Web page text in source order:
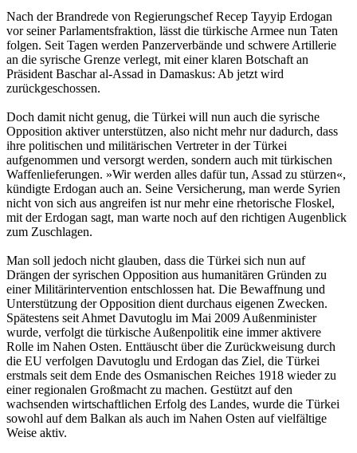
Nach der Brandrede von Regierungschef Recep Tayyip Erdogan
vor seiner Parlamentsfraktion, lässt die türkische Armee nun Taten
folgen. Seit Tagen werden Panzerverbände und schwere Artillerie
an die syrische Grenze verlegt, mit einer klaren Botschaft an
Präsident Baschar al-Assad in Damaskus: Ab jetzt wird
zurückgeschossen.
Doch damit nicht genug, die Türkei will nun auch die syrische
Opposition aktiver unterstützen, also nicht mehr nur dadurch, dass
ihre politischen und militärischen Vertreter in der Türkei
aufgenommen und versorgt werden, sondern auch mit türkischen
Waffenlieferungen. »Wir werden alles dafür tun, Assad zu stürzen«,
kündigte Erdogan auch an. Seine Versicherung, man werde Syrien
nicht von sich aus angreifen ist nur mehr eine rhetorische Floskel,
mit der Erdogan sagt, man warte noch auf den richtigen Augenblick
zum Zuschlagen.
Man soll jedoch nicht glauben, dass die Türkei sich nun auf
Drängen der syrischen Opposition aus humanitären Gründen zu
einer Militärintervention entschlossen hat. Die Bewaffnung und
Unterstützung der Opposition dient durchaus eigenen Zwecken.
Spätestens seit Ahmet Davutoglu im Mai 2009 Außenminister
wurde, verfolgt die türkische Außenpolitik eine immer aktivere
Rolle im Nahen Osten. Enttäuscht über die Zurückweisung durch
die EU verfolgen Davutoglu und Erdogan das Ziel, die Türkei
erstmals seit dem Ende des Osmanischen Reiches 1918 wieder zu
einer regionalen Großmacht zu machen. Gestützt auf den
wachsenden wirtschaftlichen Erfolg des Landes, wurde die Türkei
sowohl auf dem Balkan als auch im Nahen Osten auf vielfältige
Weise aktiv.